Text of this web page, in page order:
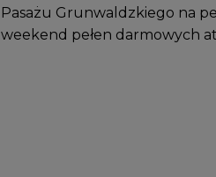
Pasażu Grunwaldzkiego na
weekend pełen darmowych